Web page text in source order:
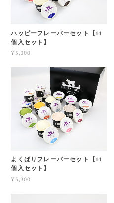
ハッピーフレーバーセット【14
個入セット】
¥5,300
よくばりフレーバーセット【14
個入セット】
¥5,300